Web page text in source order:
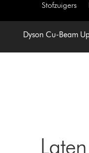
Stofzuigers
Dyson Cu-Beam